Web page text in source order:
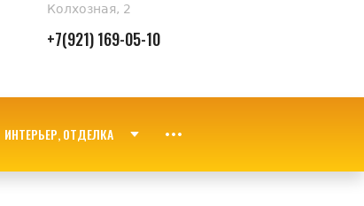
Колхозная, 2
+7(921) 169-05-10
ИНТЕРЬЕР, ОТДЕЛКА